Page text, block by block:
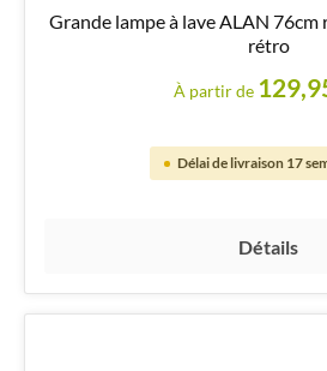
Grande lampe à lave ALAN 76cm
rétro
À partir de
Délai de livraison 17
Détails